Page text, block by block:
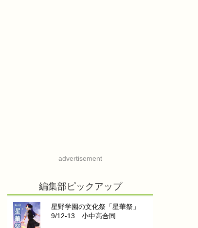
advertisement
編集部ピックアップ
星野学園の文化祭「星華祭」
9/12-13…小中高合同